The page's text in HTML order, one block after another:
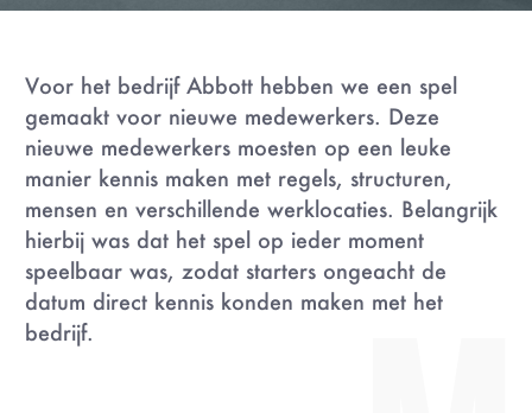
Voor het bedrijf Abbott hebben we een spel
gemaakt voor nieuwe medewerkers. Deze
nieuwe medewerkers moesten op een leuke
manier kennis maken met regels, structuren,
mensen en verschillende werklocaties. Belangrijk
hierbij was dat het spel op ieder moment
speelbaar was, zodat starters ongeacht de
datum direct kennis konden maken met het
bedrijf.